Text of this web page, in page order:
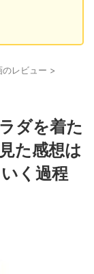
のレビュー >
ダを着た
た感想は
く過程